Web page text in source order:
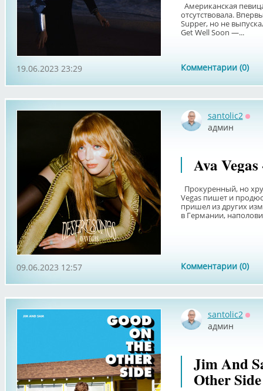
Американская
отсутствовала.
Supper, но не
Get Well Soon —...
Комментарии (0)
19.06.2023 23:29
santolic2
админ
Ava
Прокуренный, но
Vegas пишет и
пришел из других
в Германии,
Комментарии (0)
09.06.2023 12:57
santolic2
админ
Jim And
Other